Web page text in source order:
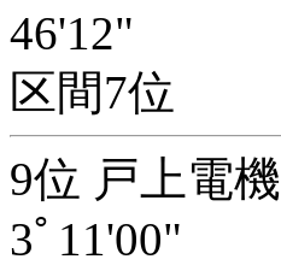
46'12"
区間7位
9位 戸上電
3ﾟ11'00"